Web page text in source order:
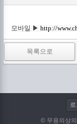
모바일 ▶ http://
목록으로
© 무용의상